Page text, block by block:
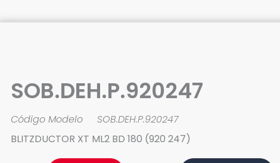
SOB.DEH.P.920247
Código Modelo
SOB.DEH.P.920247
BLITZDUCTOR XT ML2 BD 180 (920 247)